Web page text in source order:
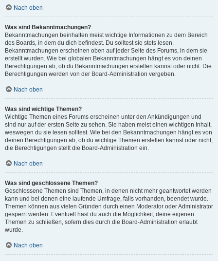
Nach oben
Was sind Bekanntmachungen?
Bekanntmachungen beinhalten meist wichtige Informationen zu dem Bereich
des Boards, in dem du dich befindest. Du solltest sie stets lesen.
Bekanntmachungen erscheinen oben auf jeder Seite des Forums, in dem sie
erstellt wurden. Wie bei globalen Bekanntmachungen hängt es von deinen
Berechtigungen ab, ob du Bekanntmachungen erstellen kannst oder nicht. Die
Berechtigungen werden von der Board-Administration vergeben.
Nach oben
Was sind wichtige Themen?
Wichtige Themen eines Forums erscheinen unter den Ankündigungen und
sind nur auf der ersten Seite zu sehen. Sie haben meist einen wichtigen Inhalt,
weswegen du sie lesen solltest. Wie bei den Bekanntmachungen hängt es von
deinen Berechtigungen ab, ob du wichtige Themen erstellen kannst oder nicht;
die Berechtigungen stellt die Board-Administration ein.
Nach oben
Was sind geschlossene Themen?
Geschlossene Themen sind Themen, in denen nicht mehr geantwortet werden
kann und bei denen eine laufende Umfrage, falls vorhanden, beendet wurde.
Themen können aus vielen Gründen durch einen Moderator oder Administrator
gesperrt werden. Eventuell hast du auch die Möglichkeit, deine eigenen
Themen zu schließen, sofern dies durch die Board-Administration erlaubt
wurde.
Nach oben